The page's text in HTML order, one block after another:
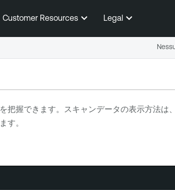
る
Customer Resources Legal
把握できます。スキャンデータの表示方法は
す。